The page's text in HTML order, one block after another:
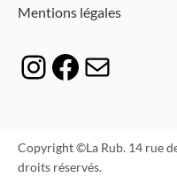
Mentions légales
Instagram
Facebook
E-mail
Copyright ©La Rub. 14 rue
droits réservés.